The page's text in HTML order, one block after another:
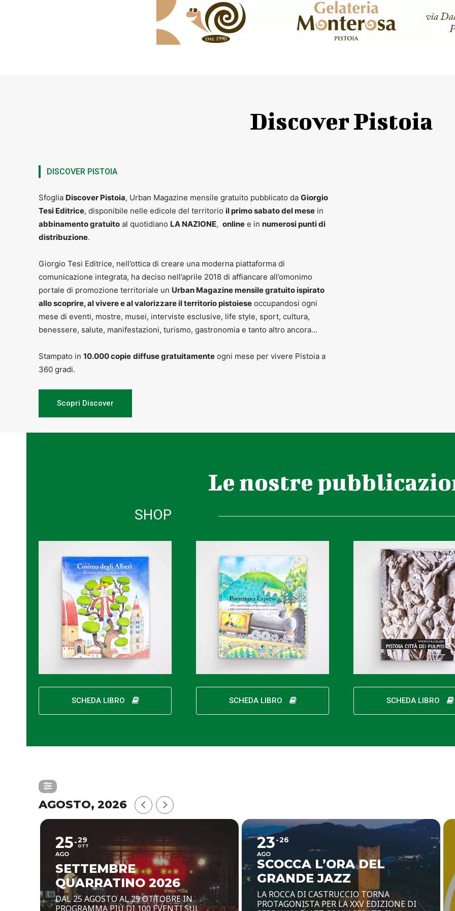
Discover Pistoia
DISCOVER PISTOIA
Sfoglia Discover Pistoia, Urban Magazine mensile gratuito pubblicato da Giorgio
Tesi Editrice, disponibile nelle edicole del territorio il primo sabato del mese in
abbinamento gratuito al quotidiano LA NAZIONE, online e in numerosi punti di
distribuzione.
Giorgio Tesi Editrice, nell’ottica di creare una moderna piattaforma di
comunicazione integrata, ha deciso nell’aprile 2018 di affiancare all’omonimo
portale di promozione territoriale un Urban Magazine mensile gratuito ispirato
allo scoprire, al vivere e al valorizzare il territorio pistoiese occupandosi ogni
mese di eventi, mostre, musei, interviste esclusive, life style, sport, cultura,
benessere, salute, manifestazioni, turismo, gastronomia e tanto altro ancora…
Stampato in 10.000 copie diffuse gratuitamente ogni mese per vivere Pistoia a
360 gradi.
Scopri Discover
Le nostre
SHOP
SCHEDA LIBRO SCHEDA LIBRO SCHEDA LIBRO
AGOSTO, 2026
25
AGO
29
OTT
SETTEMBRE
QUARRATINO 2026
DAL 25 AGOSTO AL 29 OTTOBRE IN
PROGRAMMA PIÙ DI 100 EVENTI SUL
23
AGO
26
SCOCCA L’ORA DEL
GRANDE JAZZ
LA ROCCA DI CASTRUCCIO TORNA
PROTAGONISTA PER LA XXV EDIZIONE DI